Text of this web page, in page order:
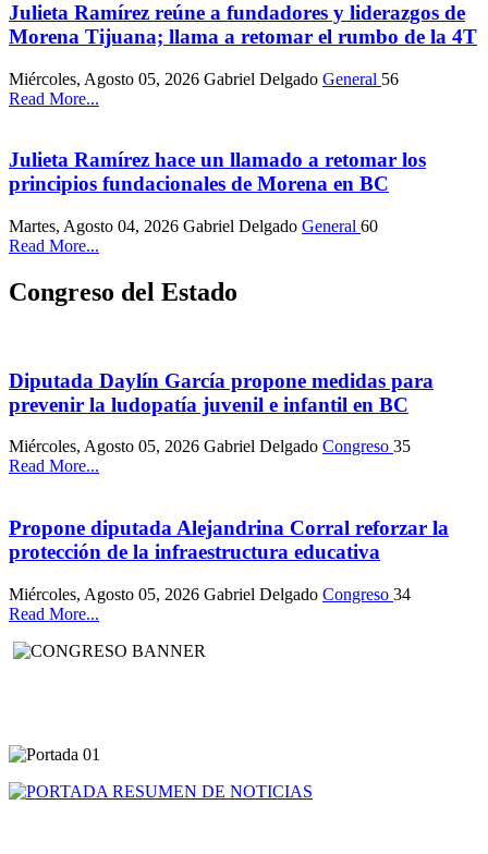
Julieta Ramírez reúne a fundadores y liderazgos de
Morena Tijuana; llama a retomar el rumbo de la 4T
Miércoles, Agosto 05, 2026 Gabriel Delgado General 56
Read More...
Julieta Ramírez hace un llamado a retomar los
principios fundacionales de Morena en BC
Martes, Agosto 04, 2026 Gabriel Delgado General 60
Read More...
Congreso del Estado
Diputada Daylín García propone medidas para
prevenir la ludopatía juvenil e infantil en BC
Miércoles, Agosto 05, 2026 Gabriel Delgado Congreso 35
Read More...
Propone diputada Alejandrina Corral reforzar la
protección de la infraestructura educativa
Miércoles, Agosto 05, 2026 Gabriel Delgado Congreso 34
Read More...